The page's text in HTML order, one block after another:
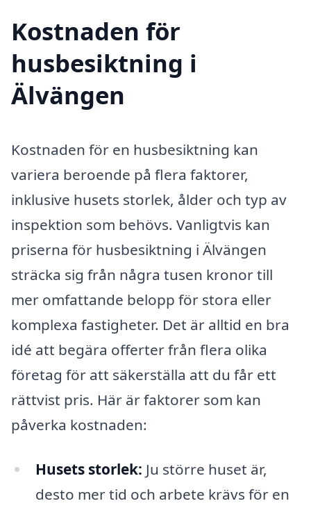
Kostnaden för
husbesiktning i
Älvängen
Kostnaden för en husbesiktning kan
variera beroende på flera faktorer,
inklusive husets storlek, ålder och typ av
inspektion som behövs. Vanligtvis kan
priserna för husbesiktning i Älvängen
sträcka sig från några tusen kronor till
mer omfattande belopp för stora eller
komplexa fastigheter. Det är alltid en bra
idé att begära offerter från flera olika
företag för att säkerställa att du får ett
rättvist pris. Här är faktorer som kan
påverka kostnaden:
Husets storlek: Ju större huset är,
desto mer tid och arbete krävs för en